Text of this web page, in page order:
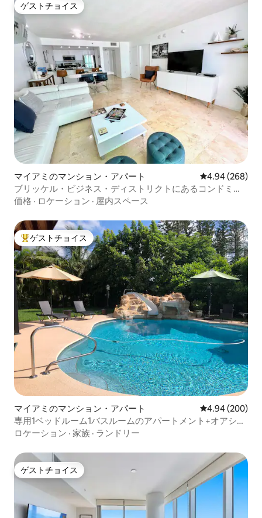
ゲストチョイス
ゲストチョイス
マイアミのマンション・アパート レビュー268
4.94 (268)
ブリッケル・ビジネス・ディストリクトにあるコンドミニ
アム
価格 · ロケーション · 屋内スペース
大好評のゲストチョイスです。
ゲストチョイス
マイアミのマンション・アパート レビュー200
4.94 (200)
専用1ベッドルーム1バスルームのアパートメント+オアシス
プール、Airbnb手数料3%f込み
ロケーション · 家族 · ランドリー
ゲストチョイス
ゲストチョイス